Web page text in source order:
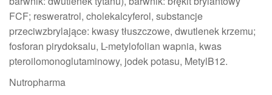
FCF; resweratrol, cholekalcyferol, substancje
przeciwzbrylające: kwasy tłuszczowe, dwutlenek krzemu;
fosforan pirydoksalu, L-metylofolian wapnia, kwas
pteroilomonoglutaminowy, jodek potasu, MetylB12.
Nutropharma